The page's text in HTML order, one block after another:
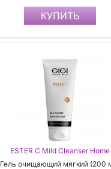
ESTER C Mild Cleanser Home
Гель очищающий мягкий (200